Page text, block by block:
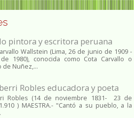
pintora y escritora peruana
Wallstein (Lima, 26 de junio de 1909 -
1980), conocida como Cota Carvallo o
de Nuñez,...
Robles educadora y poeta
Robles (14 de noviembre 1831- 23 de
) MAESTRA.- "Cantó a su pueblo, a la